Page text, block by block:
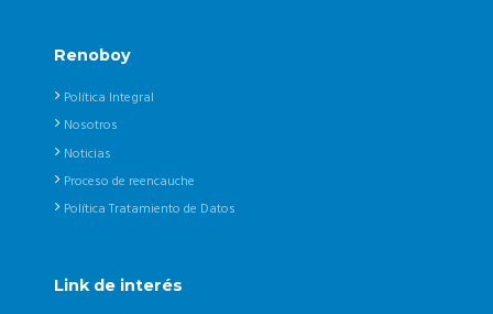
Renoboy
Política Integral
Nosotros
Noticias
Proceso de reencauche
Política Tratamiento de Datos
Link de interés